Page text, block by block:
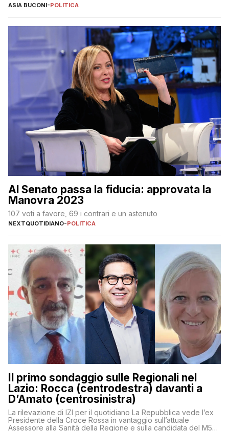
ASIA BUCONI-POLITICA
Al Senato passa la fiducia: approvata la
Manovra 2023
107 voti a favore, 69 i contrari e un astenuto
NEXTQUOTIDIANO-POLITICA
Il primo sondaggio sulle Regionali nel
Lazio: Rocca (centrodestra) davanti a
D’Amato (centrosinistra)
La rilevazione di IZI per il quotidiano La Repubblica vede l’ex
Presidente della Croce Rossa in vantaggio sull’attuale
Assessore alla Sanità della Regione e sulla candidata del M5S